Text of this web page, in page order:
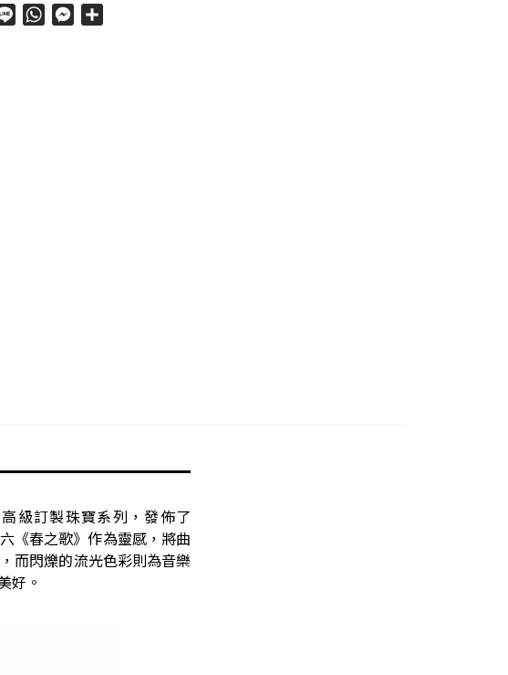
Line WhatsAppMessenger
高級訂製珠寶系列，發佈了
《春之歌》作為靈感，將曲
而閃爍的流光色彩則為音樂
好。